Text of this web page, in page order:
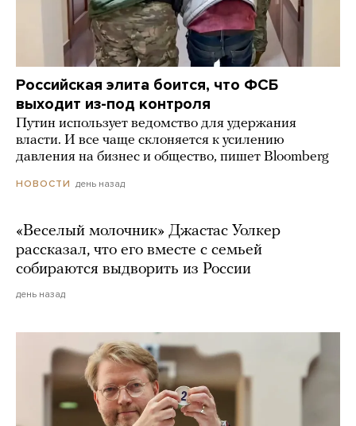
Российская элита боится, что ФСБ
выходит из-под контроля
Путин использует ведомство для удержания
власти. И все чаще склоняется к усилению
давления на бизнес и общество, пишет Bloomberg
НОВОСТИ день назад
«Веселый молочник» Джастас Уолкер
рассказал, что его вместе с семьей
собираются выдворить из России
день назад